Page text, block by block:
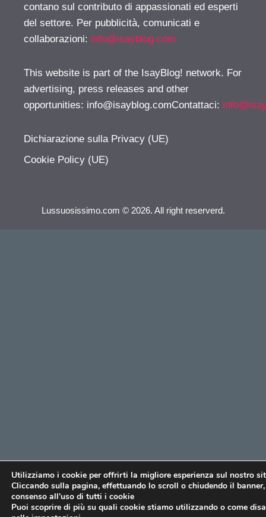
contano sul contributo di appassionati ed esperti
del settore. Per pubblicità, comunicati e
collaborazioni: info@isayblog.com
This website is part of the IsayBlog! network. For
advertising, press releases and other
opportunities: info@isayblog.comContattaci:
Dichiarazione sulla Privacy (UE)
Cookie Policy (UE)
Lussuosissimo.com © 2026. All right reserverd.
Utilizziamo i cookie per offrirti la migliore esperienza sul nostro
Cliccando sulla pagina, effettuando lo scroll o chiudendo il
consenso all’uso di tutti i cookie
Puoi scoprire di più su quali cookie stiamo utilizzando o come